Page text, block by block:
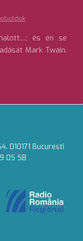
és én se
Mark Twain.
010171 Bucuresti
05 58